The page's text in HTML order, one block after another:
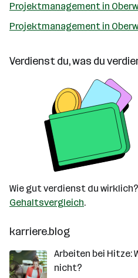
Projektmanagement in
Projektmanagement in
Verdienst du, was du
Wie gut verdienst du
Gehaltsvergleich.
karriere.blog
Arbeiten bei Hitze:
nicht?